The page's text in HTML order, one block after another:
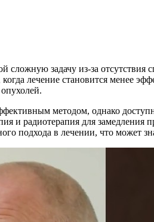
сложную задачу из-за
лечение становится менее
методом, однако
и радиотерапия для замедления
подхода в лечении, что может